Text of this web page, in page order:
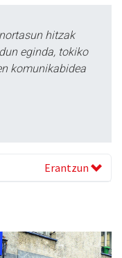
hitzak
eginda, tokiko
komunikabidea
Erantzun